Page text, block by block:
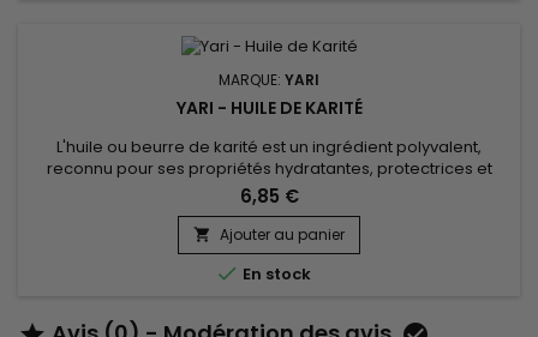
MARQUE: YARI
YARI - HUILE DE KARITÉ
L'huile ou beurre de karité est un ingrédient polyvalent,
reconnu pour ses propriétés hydratantes, protectrices et
réparatrices. Que ce soit pour la peau, les cheveux ou les
ongles, elle offre une solution naturelle pour nourrir, protéger
et soigner les différentes parties du corps.
6,85 €
 Ajouter au panier
 En stock